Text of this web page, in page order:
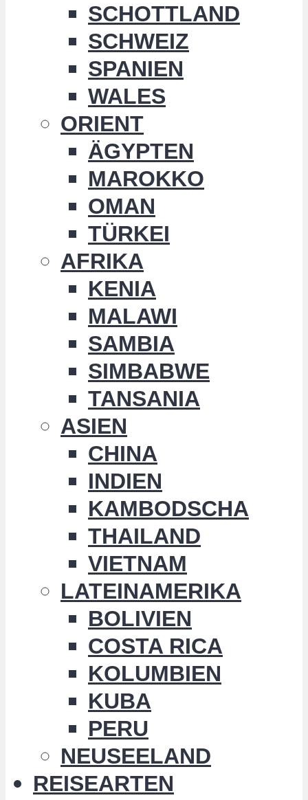
SCHOTTLAND
SCHWEIZ
SPANIEN
WALES
ORIENT
ÄGYPTEN
MAROKKO
OMAN
TÜRKEI
AFRIKA
KENIA
MALAWI
SAMBIA
SIMBABWE
TANSANIA
ASIEN
CHINA
INDIEN
KAMBODSCHA
THAILAND
VIETNAM
LATEINAMERIKA
BOLIVIEN
COSTA RICA
KOLUMBIEN
KUBA
PERU
NEUSEELAND
REISEARTEN